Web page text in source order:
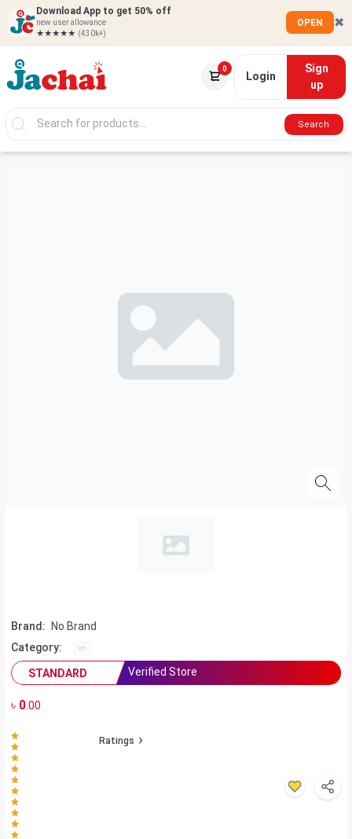
Download App to get 50% off
new user allowance
★★★★★ (430k+)
OPEN ✖
0
Login
Sign
up
Search
Brand:
No Brand
Category:
STANDARD
Verified Store
৳ 0.00
Ratings